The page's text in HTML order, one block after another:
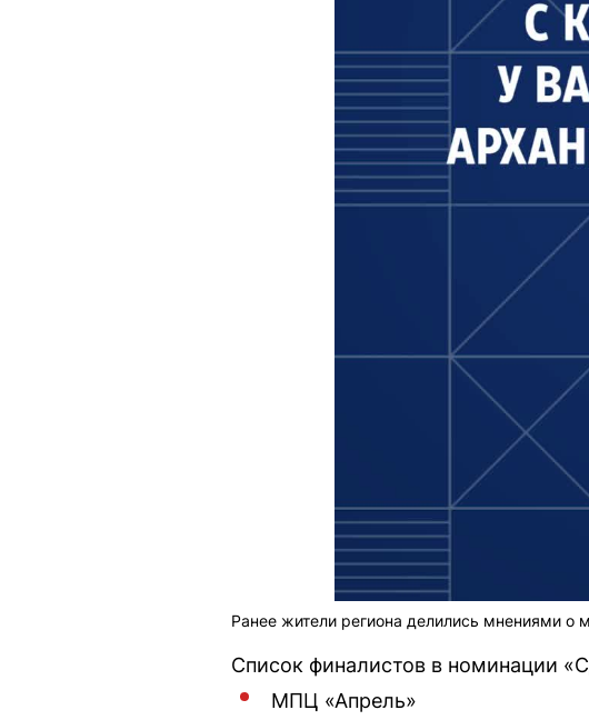
Ранее жители региона делились мнениями о
Список финалистов в номинации
МПЦ «Апрель»